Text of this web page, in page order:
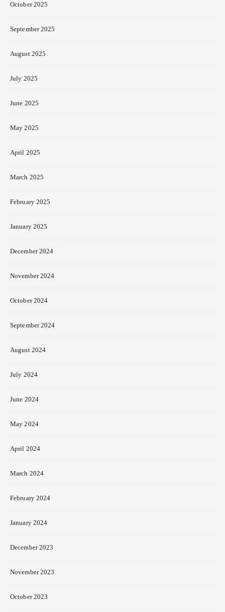
October 2025
September 2025
August 2025
July 2025
June 2025
May 2025
April 2025
March 2025
February 2025
January 2025
December 2024
November 2024
October 2024
September 2024
August 2024
July 2024
June 2024
May 2024
April 2024
March 2024
February 2024
January 2024
December 2023
November 2023
October 2023